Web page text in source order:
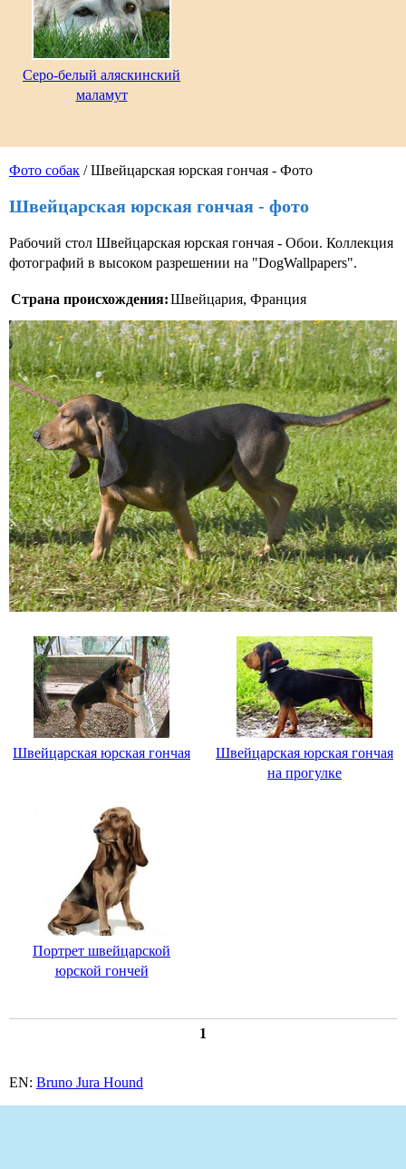
Фото собак / Швейцарская юрская гончая - Фото
Швейцарская юрская гончая - фото
Рабочий стол Швейцарская юрская гончая - Обои. Коллекция
фотографий в высоком разрешении на "DogWallpapers".
Страна происхождения:Швейцария, Франция
Швейцарская юрская гончая
Швейцарская юрская гончая
на прогулке
Портрет швейцарской
юрской гончей
1
EN: Bruno Jura Hound
Серо-белый аляскинский
маламут